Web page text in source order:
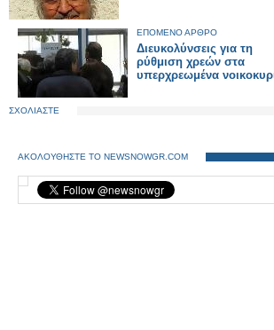
ΕΠΟΜΕΝΟ ΑΡΘΡΟ
Διευκολύνσεις για τη
ρύθμιση χρεών στα
υπερχρεωμένα
ΣΧΟΛΙΑΣΤΕ
ΑΚΟΛΟΥΘΗΣΤΕ ΤΟ NEWSNOWGR.COM